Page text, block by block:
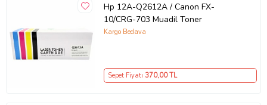
Hp 12A-Q2612A / Canon FX-
10/CRG-703 Muadil Toner
Kargo Bedava
Sepet Fiyatı 370,00 TL